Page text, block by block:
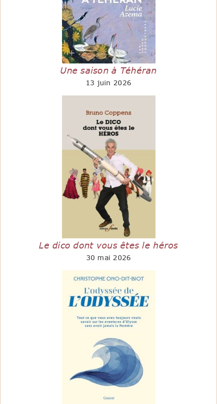
Une saison à Téhéran
13 juin 2026
Le dico dont vous êtes le héros
30 mai 2026